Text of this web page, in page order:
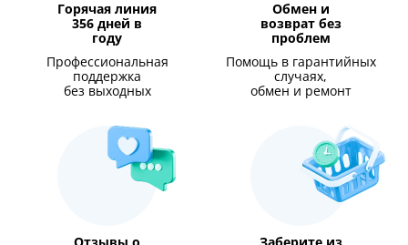
Горячая линия
356 дней в
году
Профессиональная
поддержка
без выходных
Обмен и
возврат без
проблем
Помощь в гарантийных
случаях,
обмен и ремонт
Отзывы о
Заберите из